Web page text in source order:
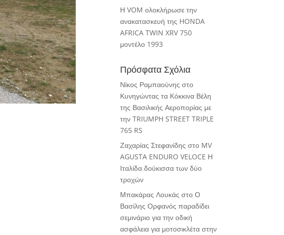
Η VOM ολοκλήρωσε την
ανακατασκευή της HONDA
AFRICA TWIN XRV 750
μοντέλο 1993
Πρόσφατα Σχόλια
Νίκος Ραμπαούνης στο
Κυνηγώντας τα Κόκκινα Βέλη
της Βασιλικής Αεροπορίας με
την TRIUMPH STREET TRIPLE
765 RS
Ζαχαρίας Στεφανίδης στο MV
AGUSTA ENDURO VELOCE Η
Ιταλίδα δούκισσα των δύο
τροχών
Μπακάρας Λουκάς στοΟ
Βασίλης Ορφανός παραδίδει
σεμινάριο για την οδική
ασφάλεια για μοτοσικλέτα στην